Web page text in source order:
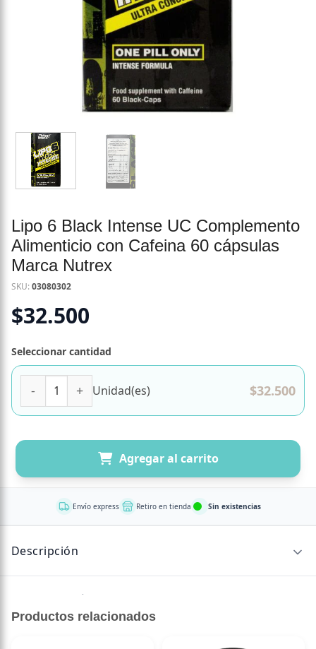
Lipo 6 Black Intense UC Complemento
Alimenticio con Cafeina 60 cápsulas
Marca Nutrex
SKU:03080302
$32.500
Seleccionar cantidad
Unidad(es) $32.500
Agregar al carrito
Envío express Retiro en tienda Sin existencias
Descripción
Sin descripción disponible.
Productos relacionados